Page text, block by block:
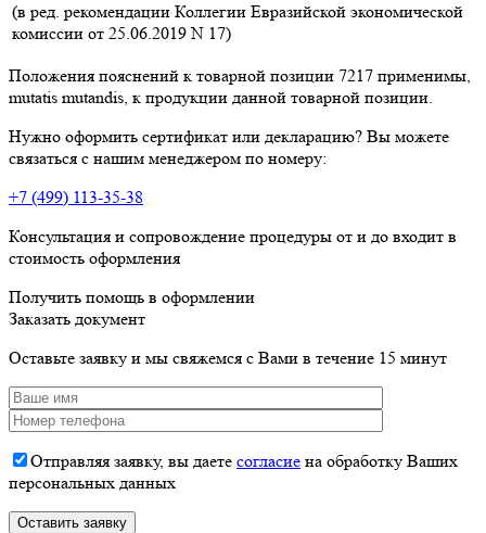
(в ред. рекомендации Коллегии Евразийской экономической
комиссии от 25.06.2019 N 17)
Положения пояснений к товарной позиции 7217 применимы,
mutatis mutandis, к продукции данной товарной позиции.
Нужно оформить сертификат или декларацию? Вы можете
связаться с нашим менеджером по номеру:
+7 (499) 113-35-38
Консультация и сопровождение процедуры от и до входит в
стоимость оформления
Получить помощь в оформлении
Заказать документ
Оставьте заявку и мы свяжемся с Вами в течение 15 минут
Отправляя заявку, вы даете согласие на обработку Ваших
персональных данных